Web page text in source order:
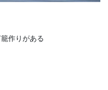
作りがある